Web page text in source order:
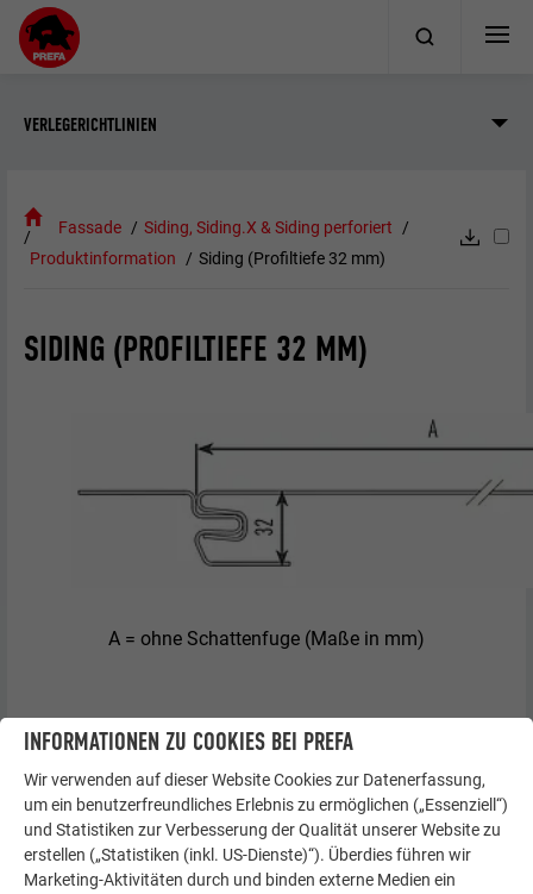
VERLEGERICHTLINIEN
Fassade
Siding, Siding.X & Siding perforiert
Produktinformation
Siding (Profiltiefe 32 mm)
SIDING (PROFILTIEFE 32 MM)
A = ohne Schattenfuge (Maße in mm)
INFORMATIONEN ZU COOKIES BEI PREFA
Wir verwenden auf dieser Website Cookies zur Datenerfassung,
um ein benutzerfreundliches Erlebnis zu ermöglichen („Essenziell“)
und Statistiken zur Verbesserung der Qualität unserer Website zu
erstellen („Statistiken (inkl. US-Dienste)“). Überdies führen wir
Marketing-Aktivitäten durch und binden externe Medien ein